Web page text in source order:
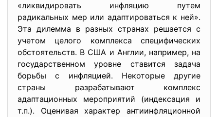
«ликвидировать инфляцию путем
радикальных мер или адаптироваться к ней».
Эта дилемма в разных странах решается с
учетом целого комплекса специфических
обстоятельств. В США и Англии, например, на
государственном уровне ставится задача
борьбы с инфляцией. Некоторые другие
страны разрабатывают комплекс
адаптационных мероприятий (индексация и
т.п.). Оценивая характер антиинфляционной